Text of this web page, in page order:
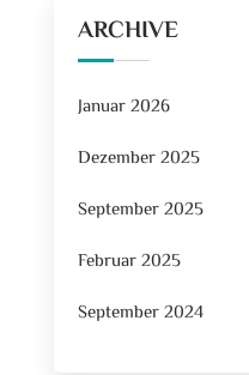
ARCHIVE
Januar 2026
Dezember 2025
September 2025
Februar 2025
September 2024